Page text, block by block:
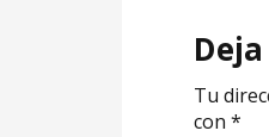
Tu
con *